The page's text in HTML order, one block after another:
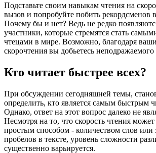
Подставьте своим навыкам чтения на
вызов и попробуйте побить рекордсменов
Почему бы и нет? Ведь не редко
участники, которые стремятся стать
чтецами в мире. Возможно, благодаря
скорочтения вы добьетесь неподражаемого
Кто читает быстрее всех?
При обсуждении сегодняшней темы,
определить, кто является самым быстрым
Однако, ответ на этот вопрос далеко не
Несмотря на то, что скорость чтения
простым способом - количеством слов или
пробелов в тексте, уровень сложности
существенно варьируется.